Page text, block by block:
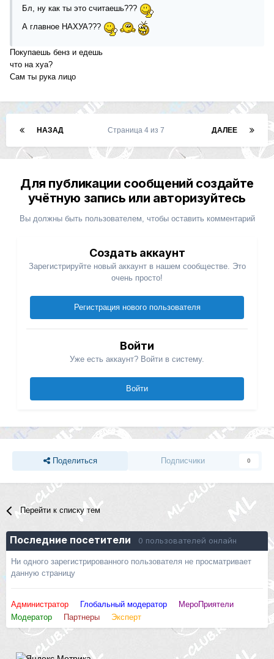
Бл, ну как ты это считаешь???
А главное НАХУА???
Покупаешь бенз и едешь
что на хуа?
Сам ты рука лицо
НАЗАД ДАЛЕЕ
Страница 4 из 7
Для публикации сообщений создайте
учётную запись или авторизуйтесь
Вы должны быть пользователем, чтобы оставить комментарий
Создать аккаунт
Зарегистрируйте новый аккаунт в нашем сообществе. Это
очень просто!
Регистрация нового пользователя
Войти
Уже есть аккаунт? Войти в систему.
Войти
Поделиться Подписчики 0
Перейти к списку тем
Последние посетители 0 пользователей онлайн
Ни одного зарегистрированного пользователя не просматривает
данную страницу
Администратор Глобальный модератор
МероПриятели
Модератор
Партнеры Эксперт